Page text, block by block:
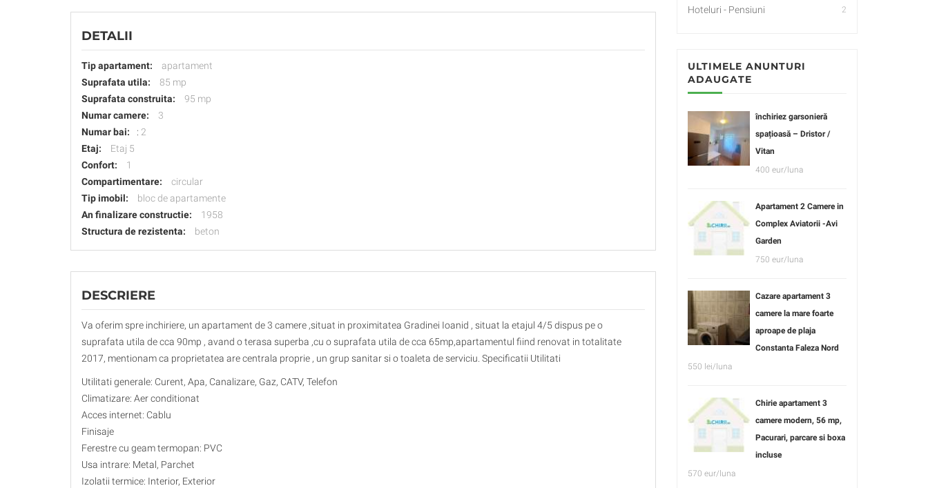
DETALII
Tip apartament:
apartament
Suprafata utila:
85 mp
Suprafata construita:
95 mp
Numar camere:
3
Numar bai:
: 2
Etaj:
Etaj 5
Confort:
1
Compartimentare:
circular
Tip imobil:
bloc de apartamente
An finalizare constructie:
1958
Structura de rezistenta:
beton
DESCRIERE
Va oferim spre inchiriere, un apartament de 3 camere ,situat in proximitatea Gradinei Ioanid , situat la etajul 4/5 dispus pe o
suprafata utila de cca 90mp , avand o terasa superba ,cu o suprafata utila de cca 65mp,apartamentul fiind renovat in totalitate
2017, mentionam ca proprietatea are centrala proprie , un grup sanitar si o toaleta de serviciu. Specificatii Utilitati
Utilitati generale: Curent, Apa, Canalizare, Gaz, CATV, Telefon
Climatizare: Aer conditionat
Acces internet: Cablu
Finisaje
Ferestre cu geam termopan: PVC
Usa intrare: Metal, Parchet
Izolatii termice: Interior, Exterior
Hoteluri - Pensiuni 2
ULTIMELE ANUNTURI
ADAUGATE
închiriez garsonieră
spațioasă – Dristor /
Vitan
400 eur/luna
Apartament 2 Camere in
Complex Aviatorii -Avi
Garden
750 eur/luna
Cazare apartament 3
camere la mare foarte
aproape de plaja
Constanta Faleza Nord
550 lei/luna
Chirie apartament 3
camere modern, 56 mp,
Pacurari, parcare si boxa
incluse
570 eur/luna